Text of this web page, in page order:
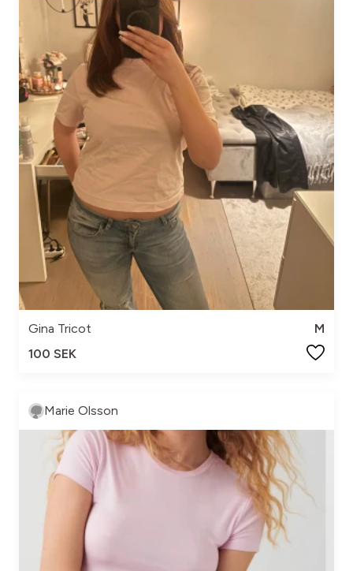
Gina Tricot
M
100 SEK
Marie Olsson